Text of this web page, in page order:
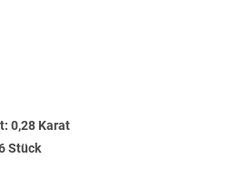
0,28 Karat
Stück